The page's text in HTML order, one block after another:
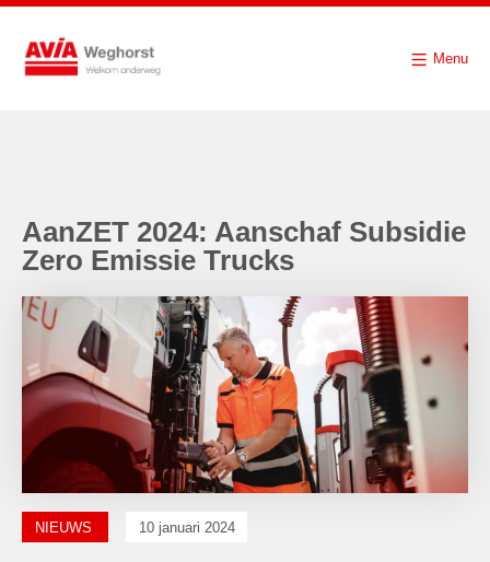
Menu
AanZET 2024: Aanschaf Subsidie
Zero Emissie Trucks
NIEUWS 10 januari 2024